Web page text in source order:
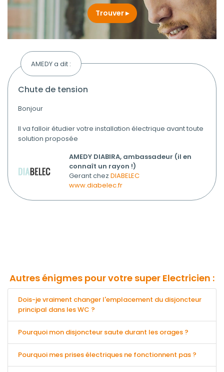
Trouver
AMEDY a dit :
chute de tension
Bonjour
Il va falloir étudier votre installation électrique avant toute
solution proposée
AMEDY DIABIRA, ambassadeur (il en
connaît un rayon !)
Gerant chez DIABELEC
www.diabelec.fr
Autres énigmes pour votre super Electricien :
Dois-je vraiment changer l'emplacement du disjoncteur
principal dans les WC ?
Pourquoi mon disjoncteur saute durant les orages ?
Pourquoi mes prises électriques ne fonctionnent pas ?